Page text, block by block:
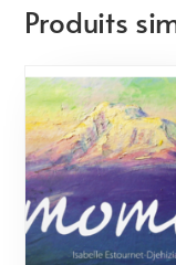
Produits